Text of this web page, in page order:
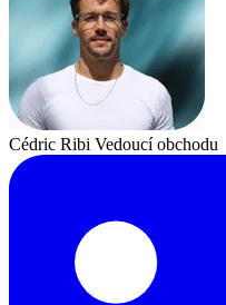
Cédric Ribi Vedoucí obchodu